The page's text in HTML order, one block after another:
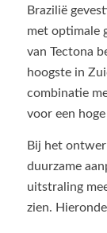
Brazilië
met optimale
van Tectona
hoogste in
combinatie
voor een
Bij het
duurzame
uitstraling
zien.